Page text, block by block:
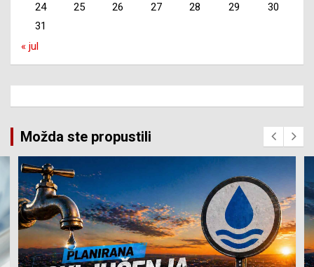
24
25 26 27 28 29
30
31
« jul
Možda ste propustili